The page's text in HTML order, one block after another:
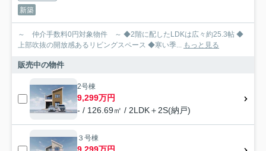
新築
～ 仲介手数料0円対象物件 ～ ◆2階に配したLDKは広々約25.3帖 ◆
上部吹抜の開放感あるリビングスペース ◆寒い季... もっと見る
販売中の物件
2号棟
9,299万円
- / 126.69㎡ / 2LDK＋2S(納戸)
３号棟